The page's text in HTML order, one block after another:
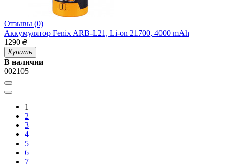
Отзывы (0)
Аккумулятор Fenix ARB-L21, Li-on 21700, 4000 mAh
1290 ₴
Купить
В наличии
002105
1
2
3
4
5
6
7